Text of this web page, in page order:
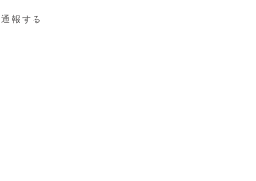
通報する